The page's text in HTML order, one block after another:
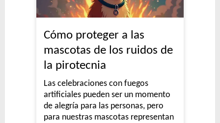
Cómo proteger a las
mascotas de los ruidos de
la pirotecnia
Las celebraciones con fuegos
artificiales pueden ser un momento
de alegría para las personas, pero
para nuestras mascotas representan